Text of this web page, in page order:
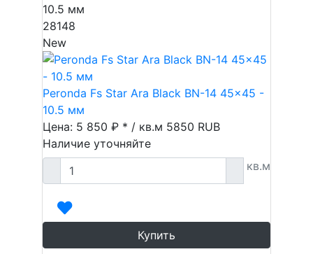
10.5 мм
28148
New
Peronda Fs Star Ara Black BN-14 45x45 -
10.5 мм
Цена: 5 850 ₽ * / кв.м 5850 RUB
Наличие уточняйте
кв.м
Купить